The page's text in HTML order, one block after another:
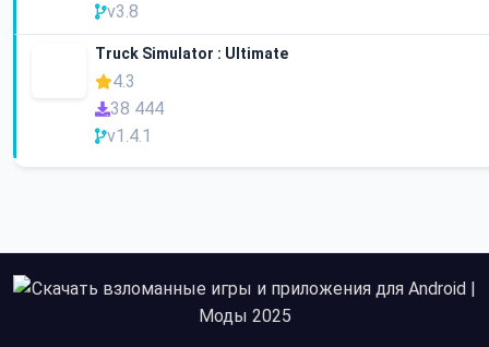
v3.8
Truck Simulator : Ultimate
4.3
38 444
v1.4.1